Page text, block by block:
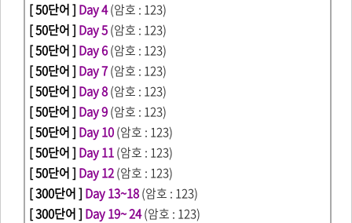
[ 50단어 ] Day 4(암호 : 123)
[ 50단어 ] Day 5(암호 : 123)
[ 50단어 ] Day 6(암호 : 123)
[ 50단어 ] Day 7(암호 : 123)
[ 50단어 ] Day 8(암호 : 123)
[ 50단어 ] Day 9(암호 : 123)
[ 50단어 ] Day 10(암호 : 123)
[ 50단어 ] Day 11(암호 : 123)
[ 50단어 ] Day 12(암호 : 123)
[ 300단어] Day 13~18(암호 : 123)
[ 300단어] Day 19~ 24(암호 : 123)